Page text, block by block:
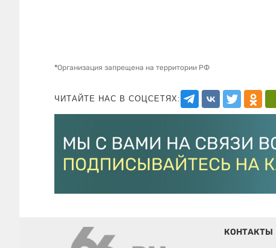
*Организация запрещена на территории РФ
ЧИТАЙТЕ НАС В СОЦСЕТЯХ:
КОНТАКТЫ